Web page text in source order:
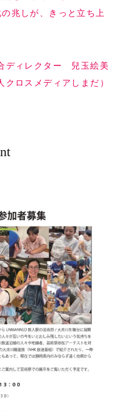
兆しが、きっと立ち上
ディレクター 兒玉絵美
クロスメディアしまだ）